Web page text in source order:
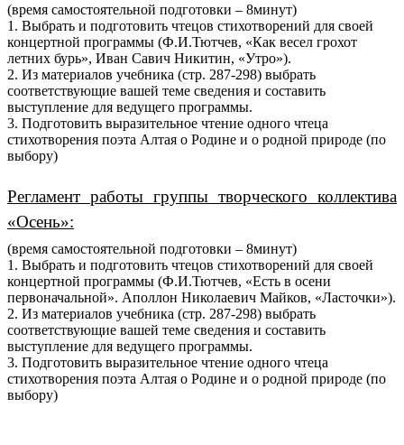
(время самостоятельной подготовки – 8минут)
1. Выбрать и подготовить чтецов стихотворений для своей
концертной программы (Ф.И.Тютчев, «Как весел грохот
летних бурь», Иван Савич Никитин, «Утро»).
2. Из материалов учебника (стр. 287-298) выбрать
соответствующие вашей теме сведения и составить
выступление для ведущего программы.
3. Подготовить выразительное чтение одного чтеца
стихотворения поэта Алтая о Родине и о родной природе (по
выбору)
Регламент работы группы творческого коллектива
«Осень»:
(время самостоятельной подготовки – 8минут)
1. Выбрать и подготовить чтецов стихотворений для своей
концертной программы (Ф.И.Тютчев, «Есть в осени
первоначальной». Аполлон Николаевич Майков, «Ласточки»).
2. Из материалов учебника (стр. 287-298) выбрать
соответствующие вашей теме сведения и составить
выступление для ведущего программы.
3. Подготовить выразительное чтение одного чтеца
стихотворения поэта Алтая о Родине и о родной природе (по
выбору)